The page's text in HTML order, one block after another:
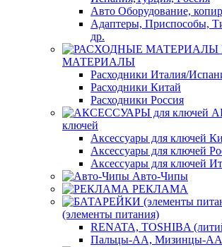
Авто Оборудование,
Адаптеры, Приспособы,
др.
МАТЕРИАЛЫ
Расходники Италия/
Расходники Китай
Расходники Россия
ключей
Аксессуары для ключей
Аксессуары для ключей
Аксессуары для ключей
Авто-Чипы
РЕКЛАМА
(элементы питания)
RENATA, TOSHIBA
Пальцы-АА, Мизинцы-